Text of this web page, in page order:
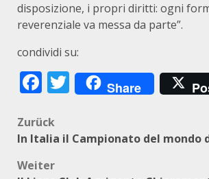
disposizione, i propri diritti: ogni
reverenziale va messa da parte”.
condividi su:
Facebook
Twitter
Share
Beitragsnavigation
Zurück
In Italia il Campionato del mondo
Weiter